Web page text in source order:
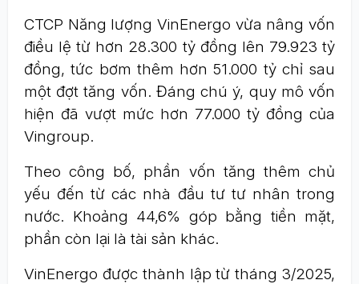
CTCP Năng lượng VinEnergo vừa nâng vốn
điều lệ từ hơn 28.300 tỷ đồng lên 79.923 tỷ
đồng, tức bơm thêm hơn 51.000 tỷ chỉ sau
một đợt tăng vốn. Đáng chú ý, quy mô vốn
hiện đã vượt mức hơn 77.000 tỷ đồng của
Vingroup.
Theo công bố, phần vốn tăng thêm chủ
yếu đến từ các nhà đầu tư tư nhân trong
nước. Khoảng 44,6% góp bằng tiền mặt,
phần còn lại là tài sản khác.
VinEnergo được thành lập từ tháng 3/2025,